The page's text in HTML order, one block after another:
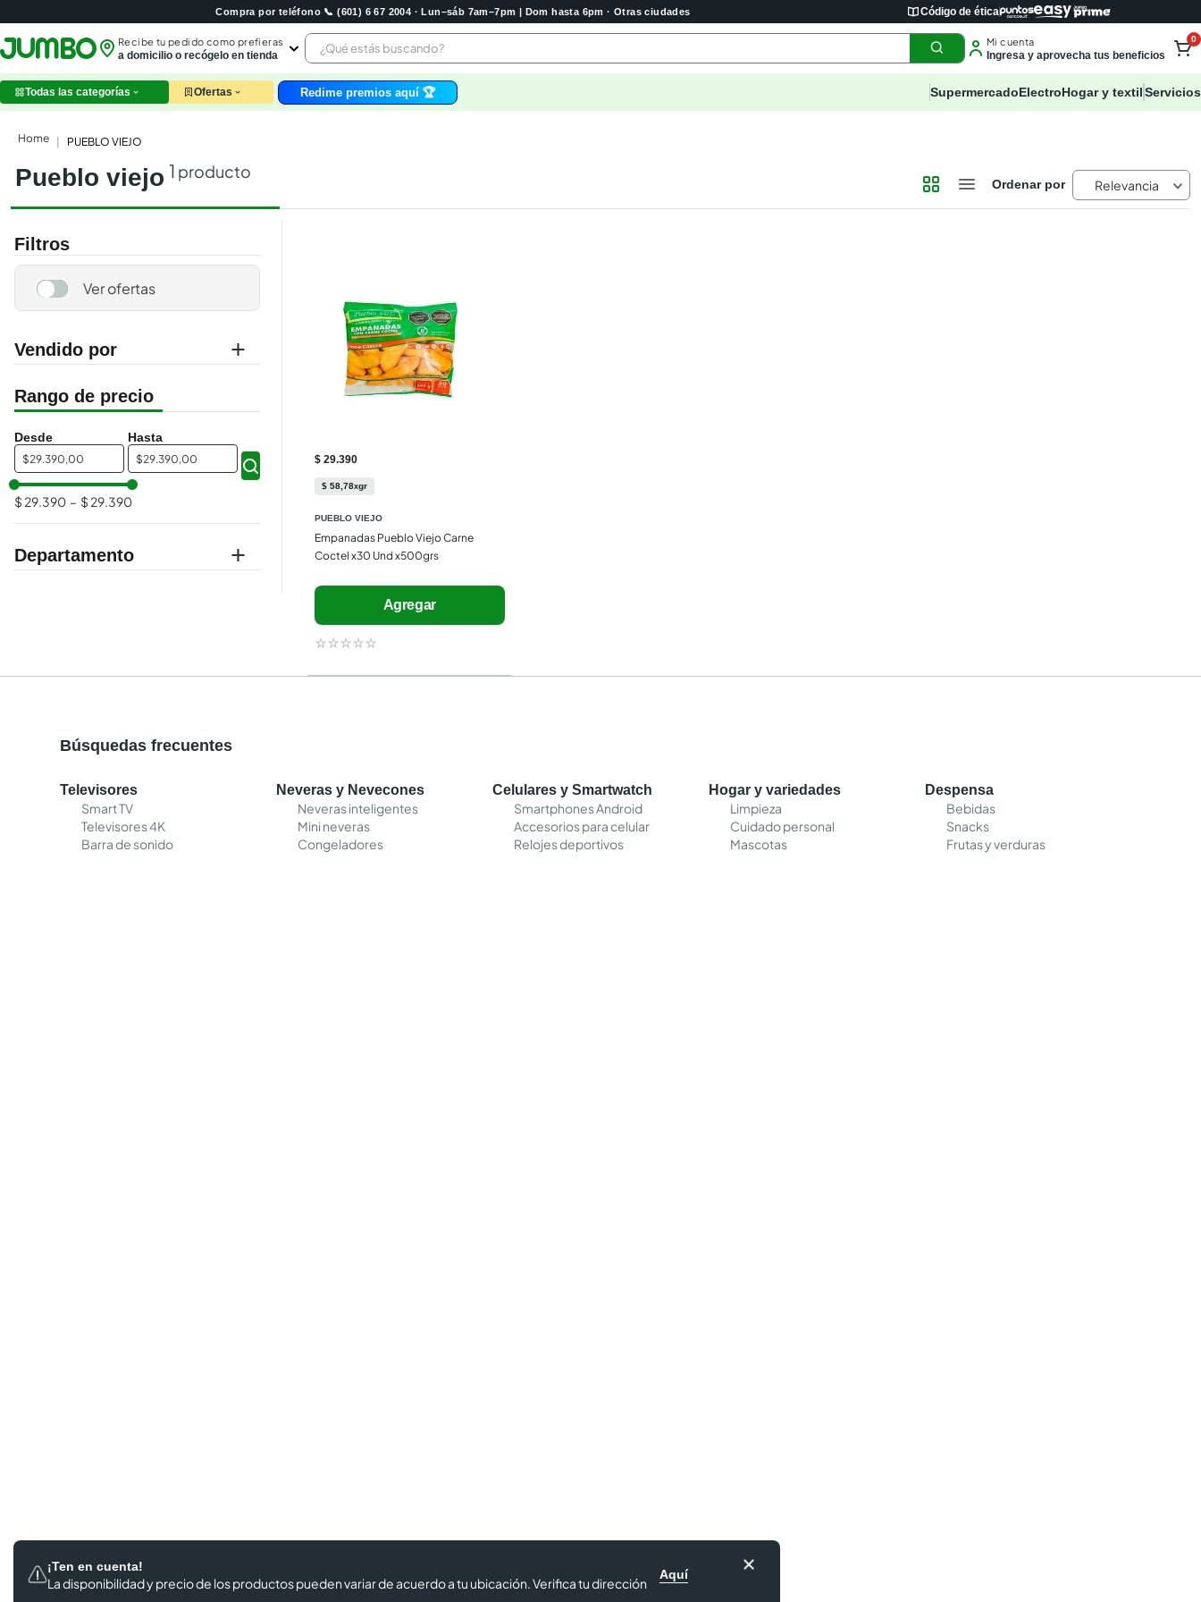
Compra por teléfono 📞 (601) 6 67 2004 · Lun–sáb 7am–7pm | Dom hasta 6pm · Otras ciudades Código de ética
Recibe tu pedido como prefieras
a domicilio o recógelo en tienda
¿Qué estás buscando? Mi cuenta
Ingresa y aprovecha tus beneficios
0
Todas las categorías Ofertas Redime premios aquí 🏆 SupermercadoElectroHogar y textilServicios
PUEBLO VIEJO
¡Ten en cuenta!
La disponibilidad y precio de los productospueden variar de acuerdo a tu ubicación. Verifica tu dirección
Aquí
pueblo viejo 1 producto
Relevancia
Filtros
Departamento
Vendido por
jumbo
$ $
$ 29.390 – $ 29.390
$ 29.390
$ 58 78xgr
PUEBLO VIEJO
Empanadas Pueblo Viejo Carne
Coctel x30 Und x500grs
Agregar
☆☆☆☆☆
Búsquedas frecuentes
Televisores
Smart TV
Televisores 4K
Barra de sonido
Neveras y Nevecones
Neveras inteligentes
Mini neveras
Congeladores
Celulares y Smartwatch
Smartphones Android
Accesorios para celular
Relojes deportivos
Hogar y variedades
Limpieza
Cuidado personal
Mascotas
Despensa
Bebidas
Snacks
Frutas y verduras
leche